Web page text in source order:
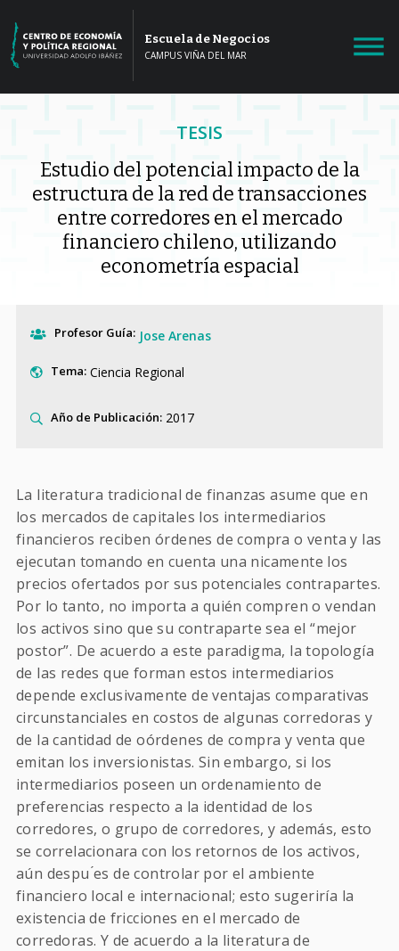
Escuela de Negocios
CAMPUS VIÑA DEL MAR
TESIS
Estudio del potencial impacto de la
estructura de la red de transacciones
entre corredores en el mercado
financiero chileno, utilizando
econometría espacial
Profesor Guía: Jose Arenas
Tema: Ciencia Regional
Año de Publicación:2017
La literatura tradicional de finanzas asume que en
los mercados de capitales los intermediarios
financieros reciben órdenes de compra o venta y las
ejecutan tomando en cuenta una nicamente los
precios ofertados por sus potenciales contrapartes.
Por lo tanto, no importa a quién compren o vendan
los activos sino que su contraparte sea el “mejor
postor”. De acuerdo a este paradigma, la topología
de las redes que forman estos intermediarios
depende exclusivamente de ventajas comparativas
circunstanciales en costos de algunas corredoras y
de la cantidad de oórdenes de compra y venta que
emitan los inversionistas. Sin embargo, si los
intermediarios poseen un ordenamiento de
preferencias respecto a la identidad de los
corredores, o grupo de corredores, y además, esto
se correlacionara con los retornos de los activos,
aún despu ́es de controlar por el ambiente
financiero local e internacional; esto sugeriría la
existencia de fricciones en el mercado de
corredoras. Y de acuerdo a la literatura de